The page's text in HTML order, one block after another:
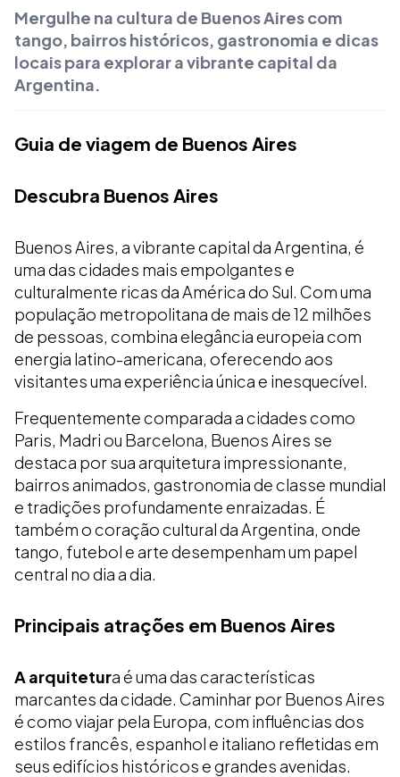
Mergulhe na cultura de Buenos Aires com
tango, bairros históricos, gastronomia e dicas
locais para explorar a vibrante capital da
Argentina.
Guia de viagem de Buenos Aires
Descubra Buenos Aires
Buenos Aires, a vibrante capital da Argentina, é
uma das cidades mais empolgantes e
culturalmente ricas da América do Sul. Com uma
população metropolitana de mais de 12 milhões
de pessoas, combina elegância europeia com
energia latino-americana, oferecendo aos
visitantes uma experiência única e inesquecível.
Frequentemente comparada a cidades como
Paris, Madri ou Barcelona, Buenos Aires se
destaca por sua arquitetura impressionante,
bairros animados, gastronomia de classe mundial
e tradições profundamente enraizadas. É
também o coração cultural da Argentina, onde
tango, futebol e arte desempenham um papel
central no dia a dia.
Principais atrações em Buenos Aires
A arquitetura é uma das características
marcantes da cidade. Caminhar por Buenos Aires
é como viajar pela Europa, com influências dos
estilos francês, espanhol e italiano refletidas em
seus edifícios históricos e grandes avenidas.